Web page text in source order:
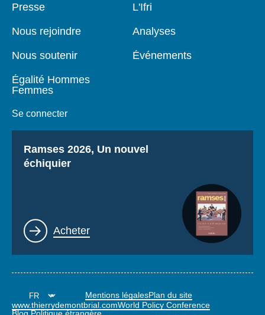
Pied
Presse
Nous rejoindre
Nous soutenir
Égalité Hommes
Femmes
Se connecter
Navigation
L'Ifri
Analyses
Événements
Titre
Ramses 2026, Un nouvel
échiquier
Lien
Acheter
Mentions légalesPlan du site
www.thierrydemontbrial.comWorld Policy Conference
Blog Politique étrangère